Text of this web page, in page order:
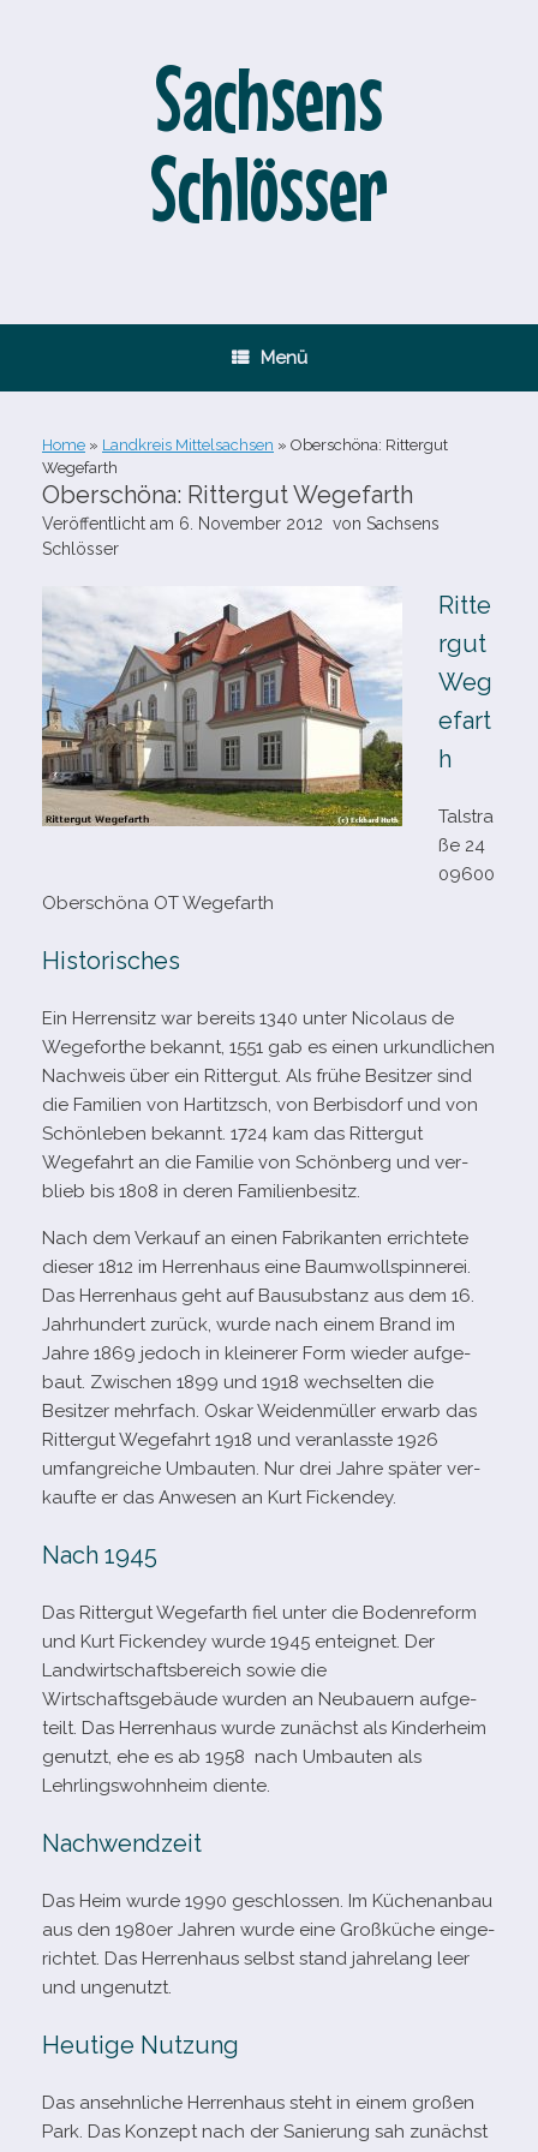
Sachsens
Schlösser
Menü
Home » Landkreis Mittelsachsen » Oberschöna: Rittergut
Wegefarth
Oberschöna: Rittergut Wegefarth
Veröffentlicht am 6. November 2012 von Sachsens
Schlösser
Ritte
rgut
Weg
efart
h
Talstra
ße 24
09600
Oberschöna OT Wegefarth
Historisches
Ein Herrensitz war bereits 1340 unter Nicolaus de
Wegeforthe bekannt, 1551 gab es einen urkund­li­chen
Nachweis über ein Rittergut. Als frühe Besitzer sind
die Familien von Hartitzsch, von Berbisdorf und von
Schönleben bekannt. 1724 kam das Rittergut
Wegefahrt an die Familie von Schönberg und ver­
blieb bis 1808 in deren Familienbesitz.
Nach dem Verkauf an einen Fabrikanten errich­tete
die­ser 1812 im Herrenhaus eine Baumwollspinnerei.
Das Herrenhaus geht auf Bausubstanz aus dem 16.
Jahrhundert zurück, wurde nach einem Brand im
Jahre 1869 jedoch in klei­ne­rer Form wie­der auf­ge­
baut. Zwischen 1899 und 1918 wech­sel­ten die
Besitzer mehr­fach. Oskar Weidenmüller erwarb das
Rittergut Wegefahrt 1918 und ver­an­lasste 1926
umfang­rei­che Umbauten. Nur drei Jahre spä­ter ver­
kaufte er das Anwesen an Kurt Fickendey.
Nach 1945
Das Rittergut Wegefarth fiel unter die Bodenreform
und Kurt Fickendey wurde 1945 ent­eig­net. Der
Landwirtschaftsbereich sowie die
Wirtschaftsgebäude wur­den an Neubauern auf­ge­
teilt. Das Herrenhaus wurde zunächst als Kinderheim
genutzt, ehe es ab 1958 nach Umbauten als
Lehrlingswohnheim diente.
Nachwendzeit
Das Heim wurde 1990 geschlos­sen. Im Küchenanbau
aus den 1980er Jahren wurde eine Großküche ein­ge­
rich­tet. Das Herrenhaus selbst stand jah­re­lang leer
und ungenutzt.
Heutige Nutzung
Das ansehn­li­che Herrenhaus steht in einem gro­ßen
Park. Das Konzept nach der Sanierung sah zunächst